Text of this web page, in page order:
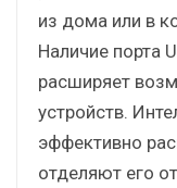
из дома или в
Наличие порта
расширяет
устройств.
эффективно
отделяют его